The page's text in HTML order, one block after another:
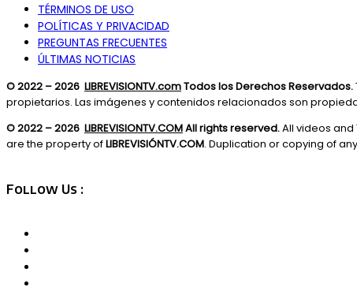
TÉRMINOS DE USO
POLÍTICAS Y PRIVACIDAD
PREGUNTAS FRECUENTES
ÚLTIMAS NOTICIAS
© 2022 – 2026 LIBREVISIONTV.comTodos los Derechos Reservados.
propietarios. Las imágenes y contenidos relacionados son
© 2022 – 2026 LIBREVISIONTV.COMAll rights reserved.All videos
are the property ofLIBREVISIÓNTV.COM. Duplication or copying of
Follow Us :